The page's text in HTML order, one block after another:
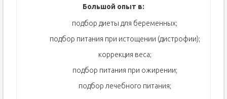
Большой опыт в:
подбор диеты для беременных;
подбор питания при истощении (дистрофии);
коррекция веса;
подбор питания при ожирении;
подбор лечебного питания;